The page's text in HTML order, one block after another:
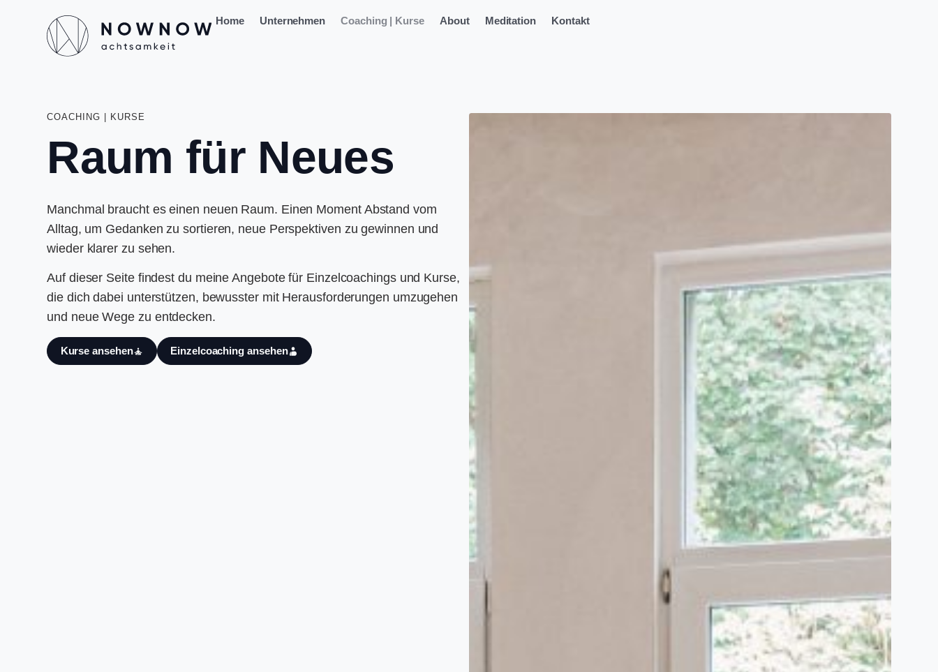
Home Unternehmen Coaching | Kurse About Meditation Kontakt
COACHING | KURSE
Raum für Neues
Manchmal braucht es einen neuen Raum. Einen Moment Abstand vom
Alltag, um Gedanken zu sortieren, neue Perspektiven zu gewinnen und
wieder klarer zu sehen.
Auf dieser Seite findest du meine Angebote für Einzelcoachings und Kurse,
die dich dabei unterstützen, bewusster mit Herausforderungen umzugehen
und neue Wege zu entdecken.
Kurse ansehen Einzelcoaching ansehen